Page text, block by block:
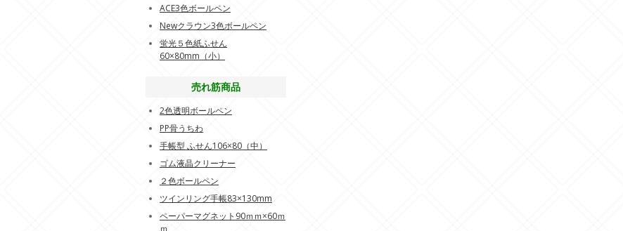
ACE3色ボールペン
Newクラウン3色ボールペン
蛍光５色紙ふせん
60×80mm（小）
売れ筋商品
2色透明ボールペン
PP骨うちわ
手帳型 ふせん106×80（中）
ゴム液晶クリーナー
２色ボールペン
ツインリング手帳83×130mm
ペーパーマグネット90ｍｍ×60ｍ
ｍ